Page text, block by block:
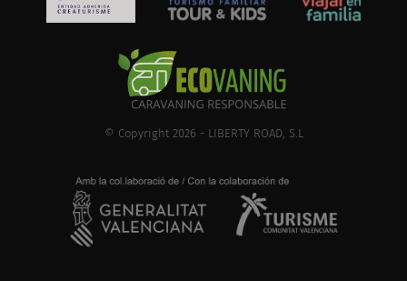
© Copyright 2026 - LIBERTY ROAD, S.L